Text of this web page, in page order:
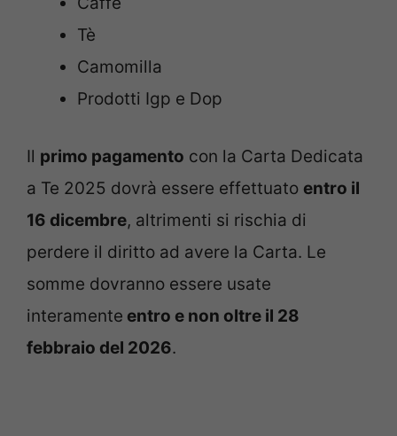
Tè
Camomilla
Prodotti Igp e Dop
Il primo pagamento con la Carta Dedicata
a Te 2025 dovrà essere effettuato entro il
16 dicembre, altrimenti si rischia di
perdere il diritto ad avere la Carta. Le
somme dovranno essere usate
interamente entro e non oltre il 28
febbraio del 2026.